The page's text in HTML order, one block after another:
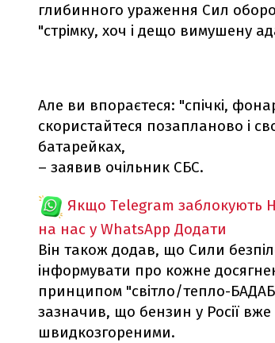
глибинного ураження Сил
"стрімку, хоч і дещо вимушену
Але ви впораєтеся: "спічкі,
скористайтеся позапланово і
батарейках,
– заявив очільник СБС.
Якщо Telegram заблокують
на нас у WhatsApp Додати
Він також додав, що Сили
інформувати про кожне
принципом "світло/тепло-
зазначив, що бензин у Росії
швидкозгореними.